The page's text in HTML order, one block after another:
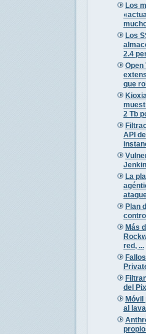
Los
Los
2.4
Open
que
2 Tb
API
La
Plan
Más
red, ...
del
Móvil
al